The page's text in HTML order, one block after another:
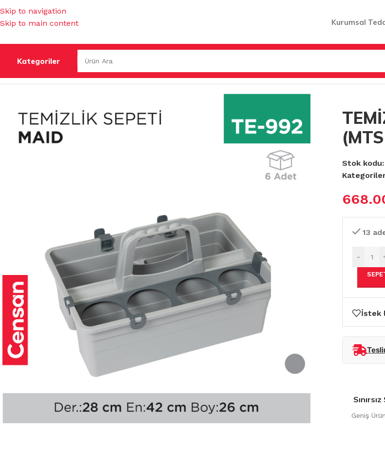
Skip to navigation
Skip to main content
Kurumsal
Kategoriler
TEMİZLİK GEREÇLERİ/TEMİZLİK ARABALARI & AKSESUARLARI/TEMİZLİK SEPETİ MAID
Stok kodu:
13
-
İstek
Geniş